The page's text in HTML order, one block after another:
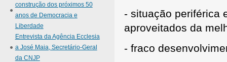
- situação periférica
aproveitados da
- fraco
construção dos próximos 50
anos de Democracia e
Liberdade
Entrevista da Agência Ecclesia
a José Maia, Secretário-Geral
da CNJP